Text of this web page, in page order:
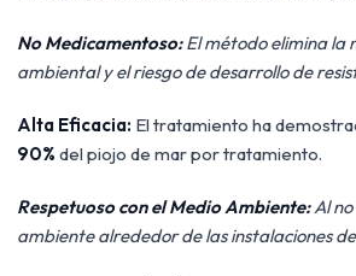
No Medicamentoso:El método elimina la
ambiental y el riesgo de desarrollo de
Alta Eficacia: El tratamiento ha
90% del piojo de mar por tratamiento.
Respetuoso con el Medio Ambiente:Al no
ambiente alrededor de las instalaciones